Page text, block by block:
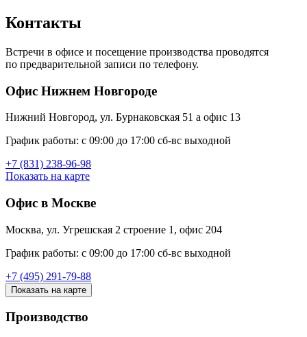
Контакты
Встречи в офисе и посещение производства проводятся
по предварительной записи по телефону.
Офис Нижнем Новгороде
Нижний Новгород, ул. Бурнаковская 51 а офис 13
График работы: c 09:00 до 17:00 сб-вс выходной
+7 (831) 238-96-98
Показать на карте
Офис в Москве
Москва, ул. Угрешская 2 строение 1, офис 204
График работы: c 09:00 до 17:00 сб-вс выходной
+7 (495) 291-79-88
Показать на карте
Производство